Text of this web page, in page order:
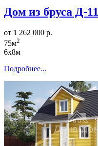
Дом из бруса Д-11
от 1 262 000 р.
75м2
6х8м
Подробнее...